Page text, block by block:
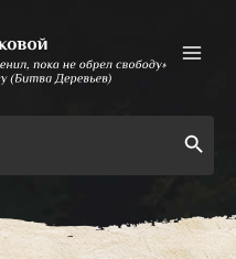
Search Button